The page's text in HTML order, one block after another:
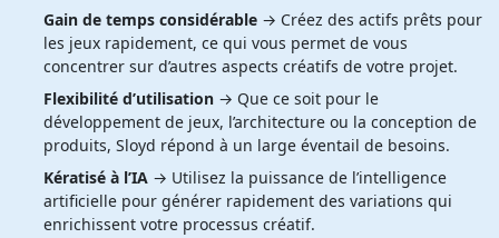
Gain de temps considérable→ Créez des actifs prêts pour
les jeux rapidement, ce qui vous permet de vous
concentrer sur d’autres aspects créatifs de votre projet.
Flexibilité d’utilisation→ Que ce soit pour le
développement de jeux, l’architecture ou la conception de
produits, Sloyd répond à un large éventail de besoins.
Kératisé à l’IA→ Utilisez la puissance de l’intelligence
artificielle pour générer rapidement des variations qui
enrichissent votre processus créatif.